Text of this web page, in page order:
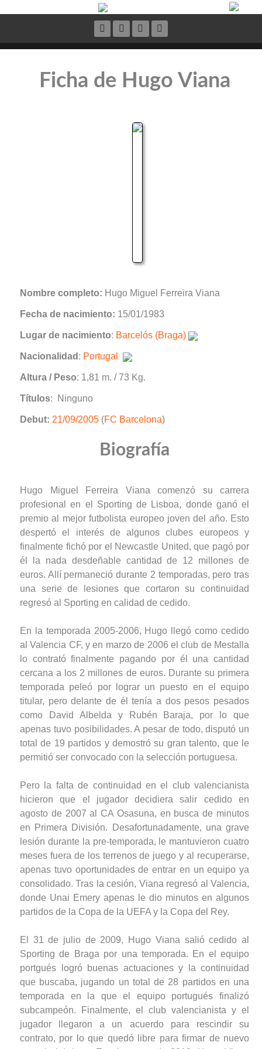
Ficha de Hugo Viana
Nombre completo: Hugo Miguel Ferreira Viana
Fecha de nacimiento: 15/01/1983
Lugar de nacimiento: Barcelós (Braga)
Nacionalidad : Portugal
Altura / Peso: 1,81 m. / 73 Kg.
Títulos: Ninguno
Debut: 21/09/2005 (FC Barcelona)
Biografía
Hugo Miguel Ferreira Viana comenzó su carrera
profesional en el Sporting de Lisboa, donde ganó el
premio al mejor futbolista europeo joven del año. Esto
despertó el interés de algunos clubes europeos y
finalmente fichó por el Newcastle United, que pagó por
él la nada desdeñable cantidad de 12 millones de
euros. Allí permaneció durante 2 temporadas, pero tras
una serie de lesiones que cortaron su continuidad
regresó al Sporting en calidad de cedido.
En la temporada 2005-2006, Hugo llegó como cedido
al Valencia CF, y en marzo de 2006 el club de Mestalla
lo contrató finalmente pagando por él una cantidad
cercana a los 2 millones de euros. Durante su primera
temporada peleó por lograr un puesto en el equipo
titular, pero delante de él tenía a dos pesos pesados
como David Albelda y Rubén Baraja, por lo que
apenas tuvo posibilidades. A pesar de todo, disputó un
total de 19 partidos y demostró su gran talento, que le
permitió ser convocado con la selección portuguesa.
Pero la falta de continuidad en el club valencianista
hicieron que el jugador decidiera salir cedido en
agosto de 2007 al CA Osasuna, en busca de minutos
en Primera División. Desafortunadamente, una grave
lesión durante la pre-temporada, le mantuvieron cuatro
meses fuera de los terrenos de juego y al recuperarse,
apenas tuvo oportunidades de entrar en un equipo ya
consolidado. Tras la cesión, Viana regresó al Valencia,
donde Unai Emery apenas le dio minutos en algunos
partidos de la Copa de la UEFA y la Copa del Rey.
El 31 de julio de 2009, Hugo Viana salió cedido al
Sporting de Braga por una temporada. En el equipo
portgués logró buenas actuaciones y la continuidad
que buscaba, jugando un total de 28 partidos en una
temporada en la que el equipo portugués finalizó
subcampeón. Finalmente, el club valencianista y el
jugador llegaron a un acuerdo para rescindir su
contrato, por lo que quedó libre para firmar de nuevo